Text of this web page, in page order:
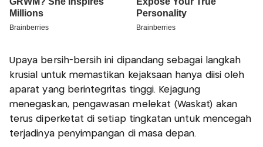
Upaya bersih-bersih ini dipandang sebagai langkah
krusial untuk memastikan kejaksaan hanya diisi oleh
aparat yang berintegritas tinggi. Kejagung
menegaskan, pengawasan melekat (Waskat) akan
terus diperketat di setiap tingkatan untuk mencegah
terjadinya penyimpangan di masa depan.